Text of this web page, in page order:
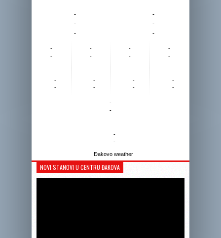
-
-
-
-
-
-
-
-
-
-
-
-
-
-
-
-
-
-
-
-
-
-
-
-
-
-
Đakovo weather
NOVI STANOVI U CENTRU ĐAKOVA